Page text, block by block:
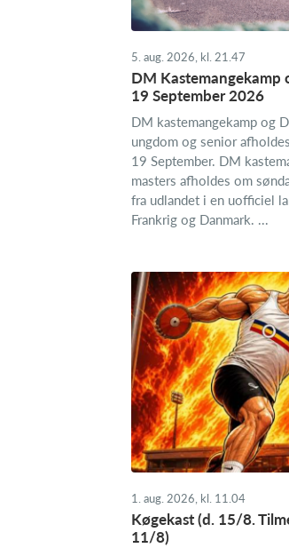
5. aug. 2026, kl. 21.47
DM
19 September 2026
DM kastemangekamp og
ungdom og senior
19 September. DM
masters afholdes om
fra udlandet i en uofficiel
Frankrig og Danmark. ...
1. aug. 2026, kl. 11.04
Køgekast (d. 15/8.
11/8)